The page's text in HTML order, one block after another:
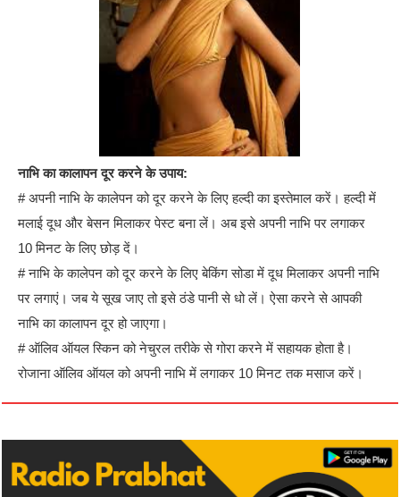
नाभि का कालापन दूर करने के उपाय:
# अपनी नाभि के कालेपन को दूर करने के लिए हल्दी का इस्तेमाल करें। हल्दी में
मलाई दूध और बेसन मिलाकर पेस्ट बना लें। अब इसे अपनी नाभि पर लगाकर
10 मिनट के लिए छोड़ दें।
# नाभि के कालेपन को दूर करने के लिए बेकिंग सोडा में दूध मिलाकर अपनी नाभि
पर लगाएं। जब ये सूख जाए तो इसे ठंडे पानी से धो लें। ऐसा करने से आपकी
नाभि का कालापन दूर हो जाएगा।
# ऑलिव ऑयल स्किन को नेचुरल तरीके से गोरा करने में सहायक होता है।
रोजाना ऑलिव ऑयल को अपनी नाभि में लगाकर 10 मिनट तक मसाज करें।